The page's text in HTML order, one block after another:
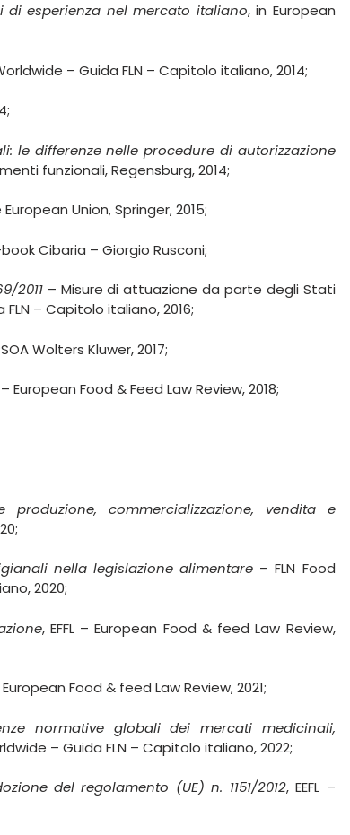
di esperienza nel mercato italiano, in European
– Guida FLN – Capitolo italiano, 2014;
le differenze nelle procedure di autorizzazione
funzionali, Regensburg, 2014;
Union, Springer, 2015;
Cibaria – Giorgio Rusconi;
2011– Misure di attuazione da parte degli Stati
– Capitolo italiano, 2016;
Wolters Kluwer, 2017;
– European Food & Feed Law Review, 2018;
commercializzazione, vendita e
nella legislazione alimentare – FLN Food
2020;
, EFFL – European Food & feed Law Review,
European Food & feed Law Review, 2021;
normative globali dei mercati medicinali,
– Guida FLN – Capitolo italiano, 2022;
del regolamento (UE) n. 1151/2012, EEFL –